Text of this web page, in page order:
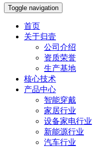
Toggle navigation
首页
关于归壹
公司介绍
资质荣誉
生产基地
核心技术
产品中心
智能穿戴
家居行业
设备家电行业
新能源行业
汽车行业